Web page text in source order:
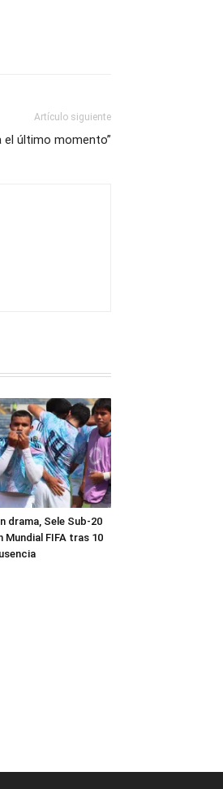
Artículo siguiente
el último momento”
drama, Sele Sub-20
Mundial FIFA tras 10